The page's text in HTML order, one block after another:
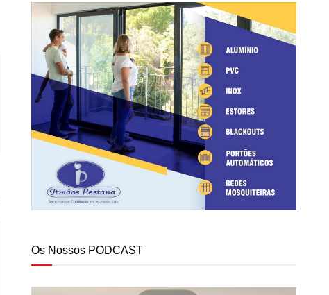
Os Nossos PODCAST